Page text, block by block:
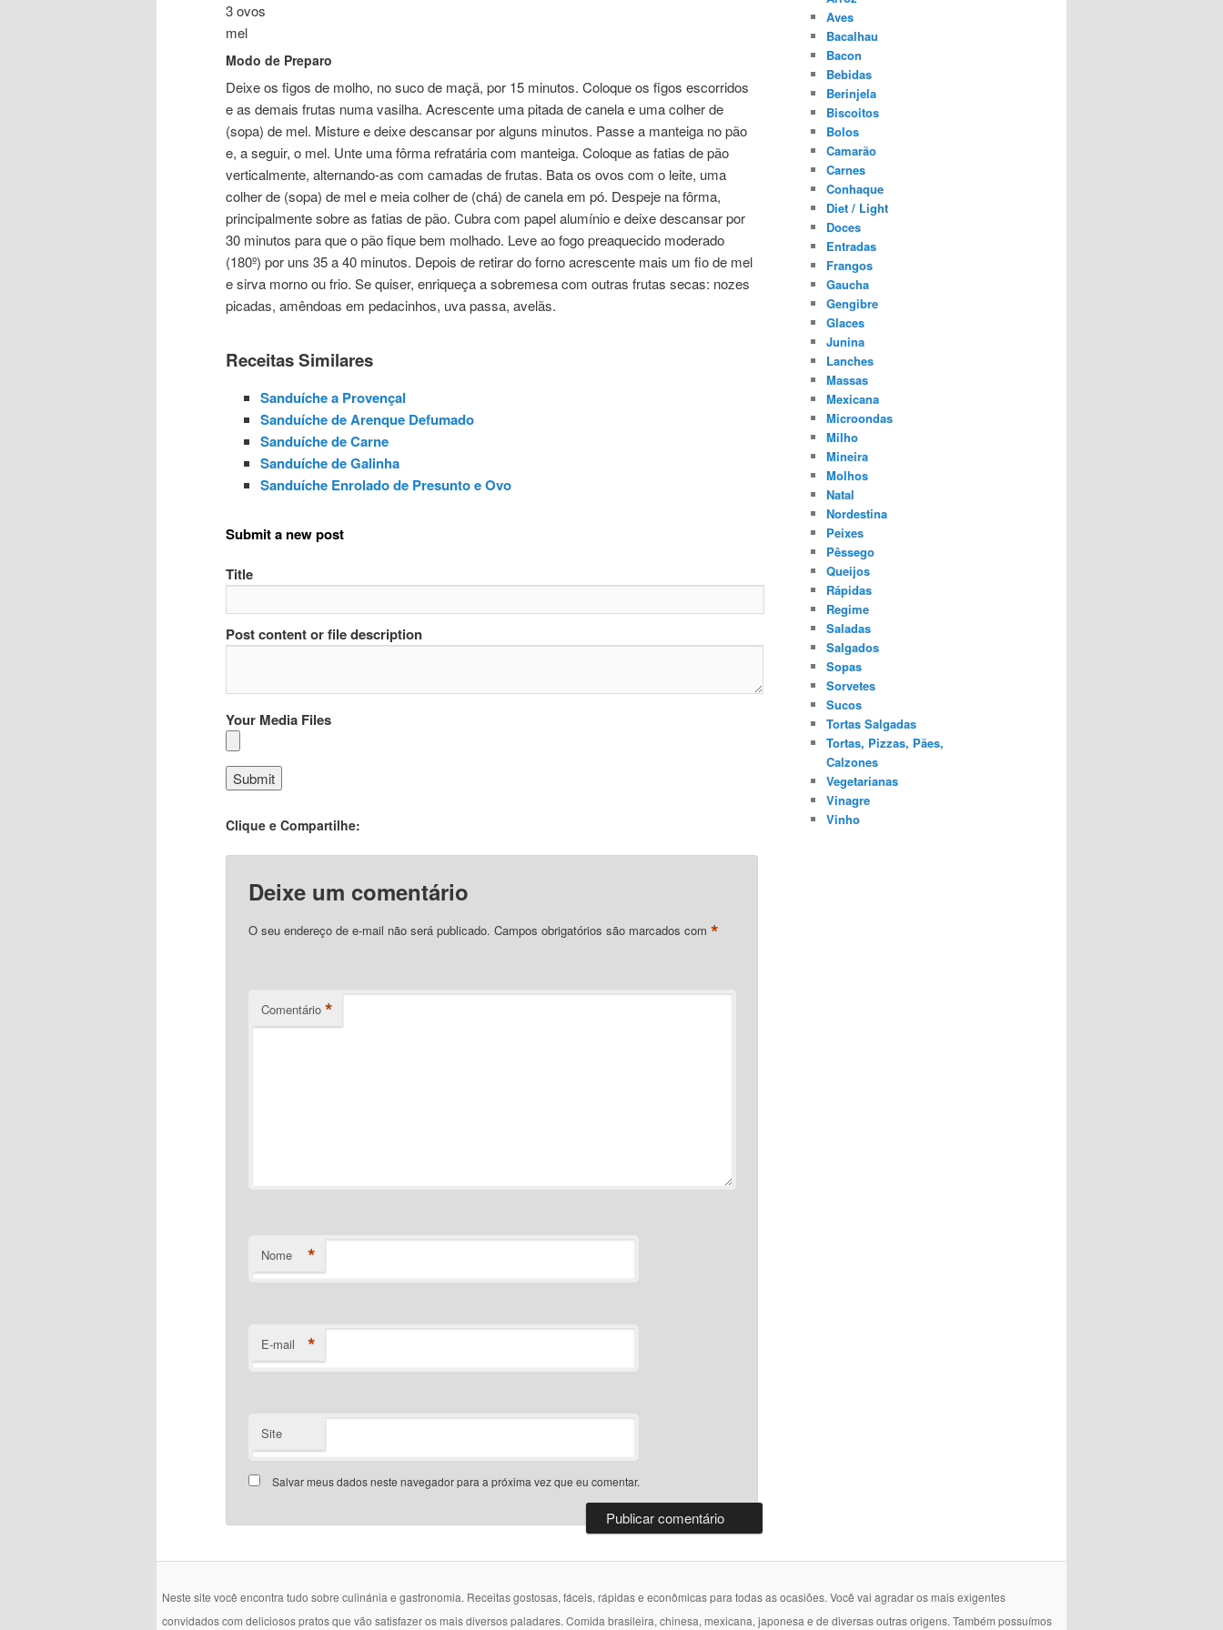
3 ovos
mel
Modo de Preparo
Deixe os figos de molho, no suco de maçã, por 15 minutos. Coloque os figos escorridos
e as demais frutas numa vasilha. Acrescente uma pitada de canela e uma colher de
(sopa) de mel. Misture e deixe descansar por alguns minutos. Passe a manteiga no pão
e, a seguir, o mel. Unte uma fôrma refratária com manteiga. Coloque as fatias de pão
verticalmente, alternando-as com camadas de frutas. Bata os ovos com o leite, uma
colher de (sopa) de mel e meia colher de (chá) de canela em pó. Despeje na fôrma,
principalmente sobre as fatias de pão. Cubra com papel alumínio e deixe descansar por
30 minutos para que o pão fique bem molhado. Leve ao fogo preaquecido moderado
(180º) por uns 35 a 40 minutos. Depois de retirar do forno acrescente mais um fio de mel
e sirva morno ou frio. Se quiser, enriqueça a sobremesa com outras frutas secas: nozes
picadas, amêndoas em pedacinhos, uva passa, avelãs.
Receitas Similares
Sanduíche a Provençal
Sanduíche de Arenque Defumado
Sanduíche de Carne
Sanduíche de Galinha
Sanduíche Enrolado de Presunto e Ovo
Submit a new post
Title
Post content or file description
Your Media Files
Clique e Compartilhe:
Deixe um comentário
O seu endereço de e-mail não será publicado. Campos obrigatórios são marcados com*
Comentário *
Nome *
E-mail *
Site
Salvar meus dados neste navegador para a próxima vez que eu comentar.
Aves
Bacalhau
Bacon
Bebidas
Berinjela
Biscoitos
Bolos
Camarão
Carnes
Conhaque
Diet / Light
Doces
Entradas
Frangos
Gaucha
Gengibre
Glaces
Junina
Lanches
Massas
Mexicana
Microondas
Milho
Mineira
Molhos
Natal
Nordestina
Peixes
Pêssego
Queijos
Rápidas
Regime
Saladas
Salgados
Sopas
Sorvetes
Sucos
Tortas Salgadas
Tortas, Pizzas, Pães,
Calzones
Vegetarianas
Vinagre
Vinho
Neste site você encontra tudo sobre culinánia e gastronomia. Receitas gostosas, fáceis, rápidas e econômicas para todas as ocasiões. Você vai agradar os mais exigentes
convidados com deliciosos pratos que vão satisfazer os mais diversos paladares. Comida brasileira, chinesa, mexicana, japonesa e de diversas outras origens. Também possuímos